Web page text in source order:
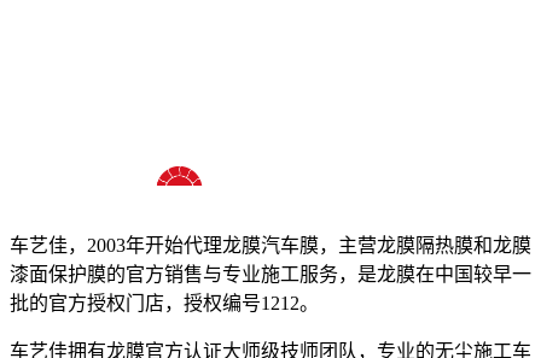
车艺佳，2003年开始代理龙膜汽车膜，主营龙膜隔热膜和龙膜
漆面保护膜的官方销售与专业施工服务，是龙膜在中国较早一
批的官方授权门店，授权编号1212。
车艺佳拥有龙膜官方认证大师级技师团队，专业的无尘施工车